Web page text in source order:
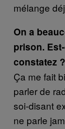
mélange
On a
prison.
constatez ?
Ça me fait
parler de
soi-disant
ne parle